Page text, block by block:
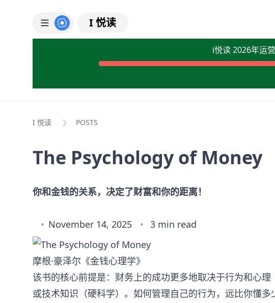
I 悦读
i悦读 2026年运
I 悦读 POSTS
The Psychology of Money
你和金钱的关系，决定了财富和你的距离！
November 14, 2025 3 min read
摩根·豪泽尔《金钱心理学》
该书的核心前提是：财务上的成功更多地取决于行为和心理
或技术知识（硬科学）。如何管理自己的行为，远比你懂多